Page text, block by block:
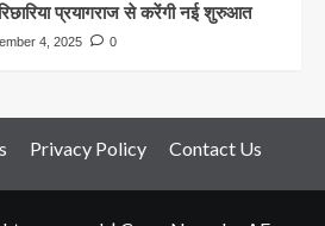
प्रयागराज से करेंगी नई शुरुआत
4, 2025 0
Privacy Policy Contact Us